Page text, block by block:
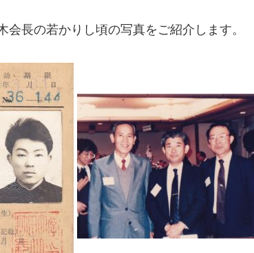
会長の若かりし頃の写真をご紹介します。